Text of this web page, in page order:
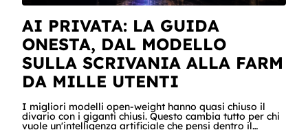
AI PRIVATA: LA GUIDA
ONESTA, DAL MODELLO
SULLA SCRIVANIA ALLA FARM
DA MILLE UTENTI
I migliori modelli open-weight hanno quasi chiuso il
divario con i giganti chiusi. Questo cambia tutto per chi
vuole un'intelligenza artificiale che pensi dentro il